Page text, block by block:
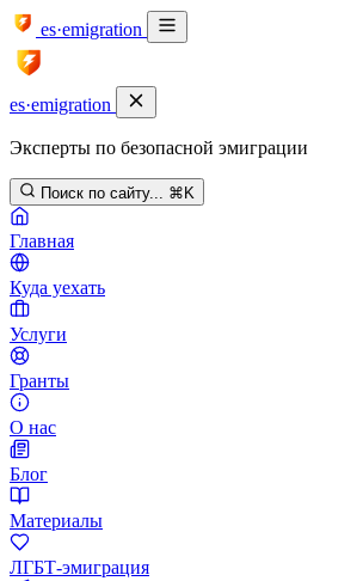
es·emigration
es·emigration
Эксперты по безопасной эмиграции
Поиск по сайту... ⌘K
Главная
Куда уехать
Услуги
Гранты
О нас
Блог
Материалы
ЛГБТ-эмиграция